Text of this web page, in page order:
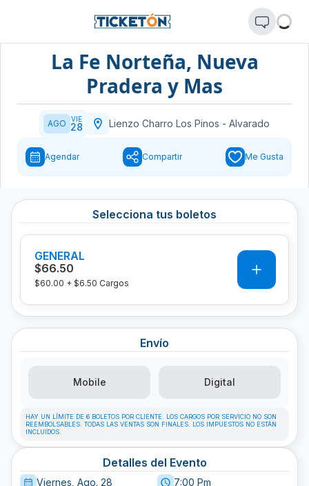
La Fe Norteña, Nueva
Pradera y Mas
AGO VIE
28 Lienzo Charro Los Pinos - Alvarado
Agendar Compartir Me Gusta
Selecciona tus boletos
GENERAL
$66.50
$60.00 + $6.50 Cargos
Envío
Mobile Digital
HAY UN LÍMITE DE 6 BOLETOS POR CLIENTE. LOS CARGOS POR SERVICIO NO SON
REEMBOLSABLES. TODAS LAS VENTAS SON FINALES. LOS IMPUESTOS NO ESTÁN
INCLUIDOS.
Detalles del Evento
Viernes, Ago. 28 7:00 Pm